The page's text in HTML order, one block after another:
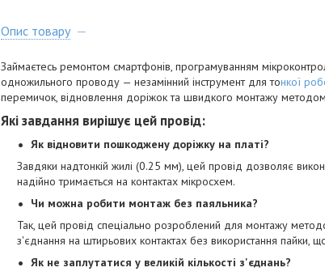
Опис товару
Займаєтесь ремонтом смартфонів, програмуванням
одножильного проводу — незамінний інструмент для тонкої
перемичок, відновлення доріжок та швидкого монтажу методом
Які завдання вирішує цей провід:
Як відновити пошкоджену доріжку на платі?
Завдяки надтонкій жилі (0.25 мм), цей провід дозволяє
надійно тримається на контактах мікросхем.
Чи можна робити монтаж без паяльника?
Так, цей провід спеціально розроблений для монтажу
з'єднання на штирьових контактах без використання пайки,
Як не заплутатися у великій кількості з'єднань?